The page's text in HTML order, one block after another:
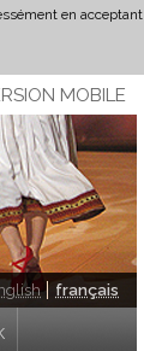
en acceptant
MOBILE
français